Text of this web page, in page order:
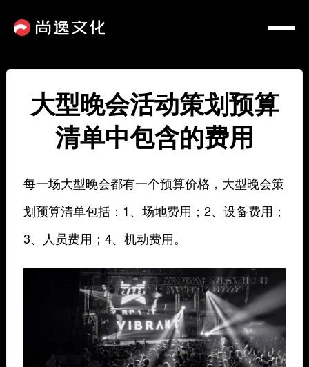
大型晚会活动策划预算
清单中包含的费用
每一场大型晚会都有一个预算价格，大型晚会策
划预算清单包括：1、场地费用；2、设备费用；
3、人员费用；4、机动费用。